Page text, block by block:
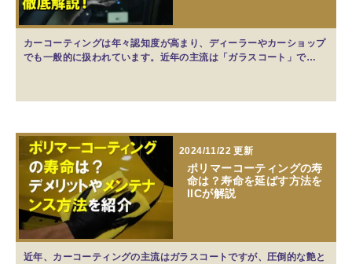
カーコーティングは年々認知度が高まり、ディーラーやカーショップ
でも一般的に扱われています。近年の主流は「ガラスコート」で…
2024/11/22 更新
ポリマーコーティングの寿
命は？寿命を延ばす方法を
IICが解説
近年、カーコーティングの主流はガラスコートですが、圧倒的な艶と